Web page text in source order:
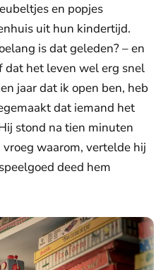
en popjes
uit hun kindertijd.
is dat geleden? – en
het leven wel erg snel
jaar dat ik open ben, heb
dat iemand het
stond na tien minuten
waarom, vertelde hij
deed hem